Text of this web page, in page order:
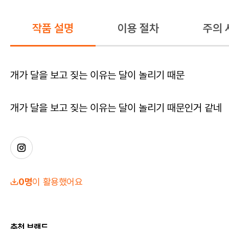
작품 설명 이용 절차 주의
개가 달을 보고 짖는 이유는 달이 놀리기 때문
개가 달을 보고 짖는 이유는 달이 놀리기 때문인거 같네
0명이 활용했어요
추천 브랜드